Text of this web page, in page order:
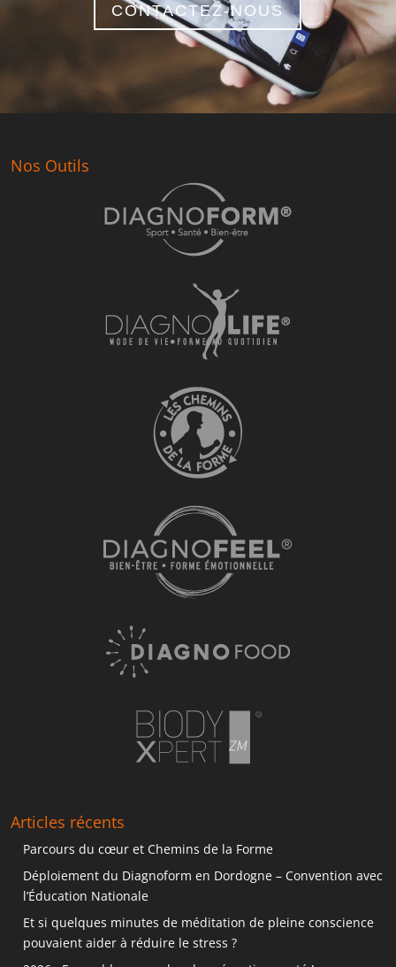
CONTACTEZ-NOUS
Nos Outils
Articles récents
Parcours du cœur et Chemins de la Forme
Déploiement du Diagnoform en Dordogne – Convention avec
l’Éducation Nationale
Et si quelques minutes de méditation de pleine conscience
pouvaient aider à réduire le stress ?